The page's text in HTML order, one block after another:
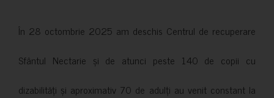
În 28 octombrie 2025 am deschis Centrul de recuperare
Sfântul Nectarie și de atunci peste 140 de copii cu
dizabilități și aproximativ 70 de adulți au venit constant la